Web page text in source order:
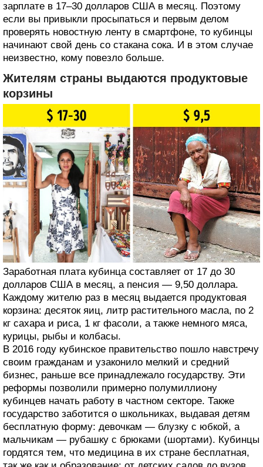
зарплате в 17–30 долларов США в месяц. Поэтому
если вы привыкли просыпаться и первым делом
проверять новостную ленту в смартфоне, то кубинцы
начинают свой день со стакана сока. И в этом случае
неизвестно, кому повезло больше.
Жителям страны выдаются продуктовые
корзины
Заработная плата кубинца составляет от 17 до 30
долларов США в месяц, а пенсия — 9,50 доллара.
Каждому жителю раз в месяц выдается продуктовая
корзина: десяток яиц, литр растительного масла, по 2
кг сахара и риса, 1 кг фасоли, а также немного мяса,
курицы, рыбы и колбасы.
В 2016 году кубинское правительство пошло навстречу
своим гражданам и узаконило мелкий и средний
бизнес, раньше все принадлежало государству. Эти
реформы позволили примерно полумиллиону
кубинцев начать работу в частном секторе. Также
государство заботится о школьниках, выдавая детям
бесплатную форму: девочкам — блузку с юбкой, а
мальчикам — рубашку с брюками (шортами). Кубинцы
гордятся тем, что медицина в их стране бесплатная,